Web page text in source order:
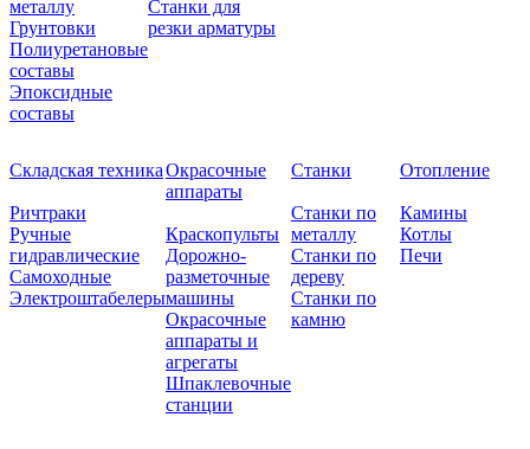
металлу
Грунтовки
Полиуретановые
составы
Эпоксидные
составы
Станки для
резки арматуры
Складская техника
Ричтраки
Ручные
гидравлические
Самоходные
Электроштабелеры
Окрасочные
аппараты
Краскопульты
Дорожно-
разметочные
машины
Окрасочные
аппараты и
агрегаты
Шпаклевочные
станции
Станки
Станки по
металлу
Станки по
дереву
Станки по
камню
Отопление
Камины
Котлы
Печи